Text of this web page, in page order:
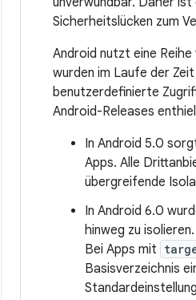
Sicherheitslücken zum
Android nutzt eine
wurden im Laufe der
benutzerdefinierte
Android-Releases
In Android 5.0
Apps. Alle
übergreifende
In Android 6.0
hinweg zu
Bei Apps mit
Basisverzeichnis